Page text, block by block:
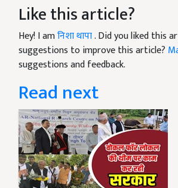
Like this article?
Hey! I amनिशा थापा. Did you liked this
suggestions to improve this article?
suggestions and feedback.
Read next